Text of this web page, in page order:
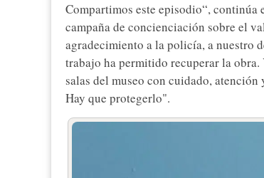
Compartimos este episodio“,
campaña de concienciación sobre el
agradecimiento a la policía, a nuestro
trabajo ha permitido recuperar la
salas del museo con cuidado,
Hay que protegerlo".